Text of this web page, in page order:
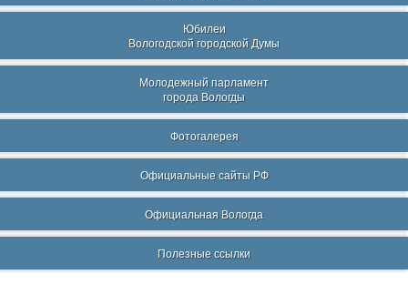
Юбилеи
Вологодской городской Думы
Молодежный парламент
города Вологды
Фотогалерея
Официальные сайты РФ
Официальная Вологда
Полезные ссылки